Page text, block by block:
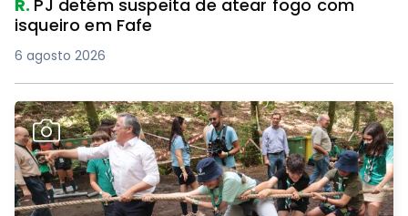
R. PJ detém suspeita de atear fogo com
isqueiro em Fafe
6 agosto 2026